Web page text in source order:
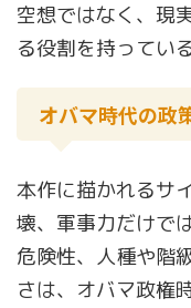
空想ではなく、現
る役割を持ってい
オバマ時代の政
本作に描かれるサ
壊、軍事力だけで
危険性、人種や階
さは、オバマ政権